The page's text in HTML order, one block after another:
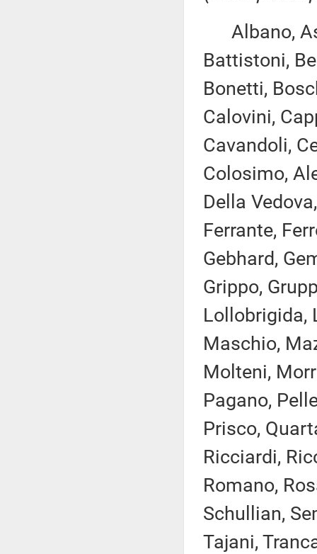
Albano,
Battistoni,
Bonetti,
Calovini,
Cavandoli,
Colosimo,
Della
Ferrante,
Gebhard,
Grippo,
Lollobrigida,
Maschio,
Molteni,
Pagano,
Prisco,
Ricciardi,
Romano,
Schullian,
Tajani,